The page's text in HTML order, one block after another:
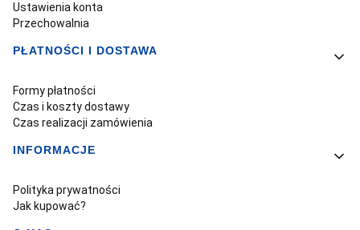
Ustawienia konta
Przechowalnia
PŁATNOŚCI I DOSTAWA
Formy płatności
Czas i koszty dostawy
Czas realizacji zamówienia
INFORMACJE
Polityka prywatności
Jak kupować?